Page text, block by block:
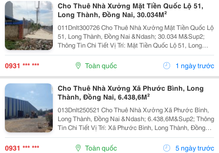
Cho Thuê Nhà Xưởng Mặt Tiền Quốc Lộ 51,
Long Thành, Đồng Nai, 30.034M²
011Dnlt300726 Cho Thuê Nhà Xưởng Mặt Tiền Quốc Lộ
51, Long Thành, Đồng Nai &Ndash; 30.034 M&Sup2;
Thông Tin Chi Tiết Vị Trí: Mặt Tiền Quốc Lộ 51, Long
Thành, Đồng Nai. Tổng Diện Tích Khuôn Viên: Hơn
60.000M&Sup2; Diện Tích Sử Dụng Tổng Diện...
0931 *** *** Toàn quốc 1 ngày trước
Cho Thuê Nhà Xưởng Xã Phước Bình, Long
Thành, Đồng Nai, 6.438,6M²
013Dnlt250521 Cho Thuê Nhà Xưởng Xã Phước Bình,
Long Thành, Đồng Nai &Ndash; 6.438,6M&Sup2; Thông
Tin Chi Tiết Vị Trí: Xã Phước Bình, Long Thành, Đồng
Nai. Tổng Diện Tích Khuôn Viên: 14.219M&Sup2; Diện
Tích Sử Dụng Diện Tích Nhà Xưởng:...
0931 *** *** Toàn quốc 5 ngày trước